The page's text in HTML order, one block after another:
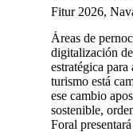
Fitur 2026,
Áreas de
digitalización
estratégica
turismo está
ese cambio
sostenible,
Foral